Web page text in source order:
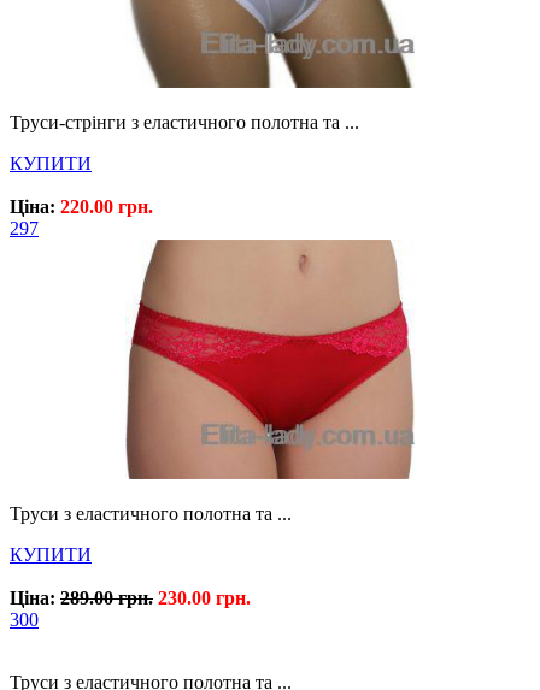
Труси-стрінги з еластичного полотна та ...
КУПИТИ
Ціна: 220.00 грн.
297
Труси з еластичного полотна та ...
КУПИТИ
Ціна: 289.00 грн. 230.00 грн.
300
Труси з еластичного полотна та ...